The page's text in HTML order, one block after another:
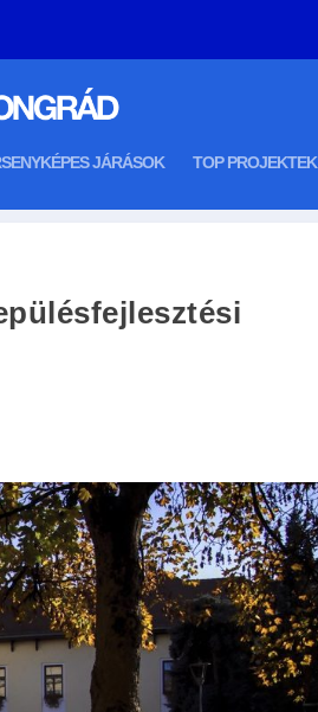
JÁRÁSOK TOP PROJEKTEK